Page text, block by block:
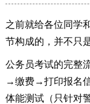
之前就给各位同学
节构成的，并不只
公务员考试的完整
→缴费→打印报名
体能测试（只针对